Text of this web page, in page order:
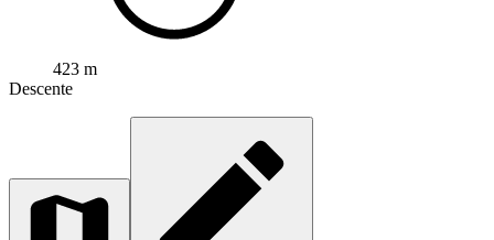
423 m
Descente